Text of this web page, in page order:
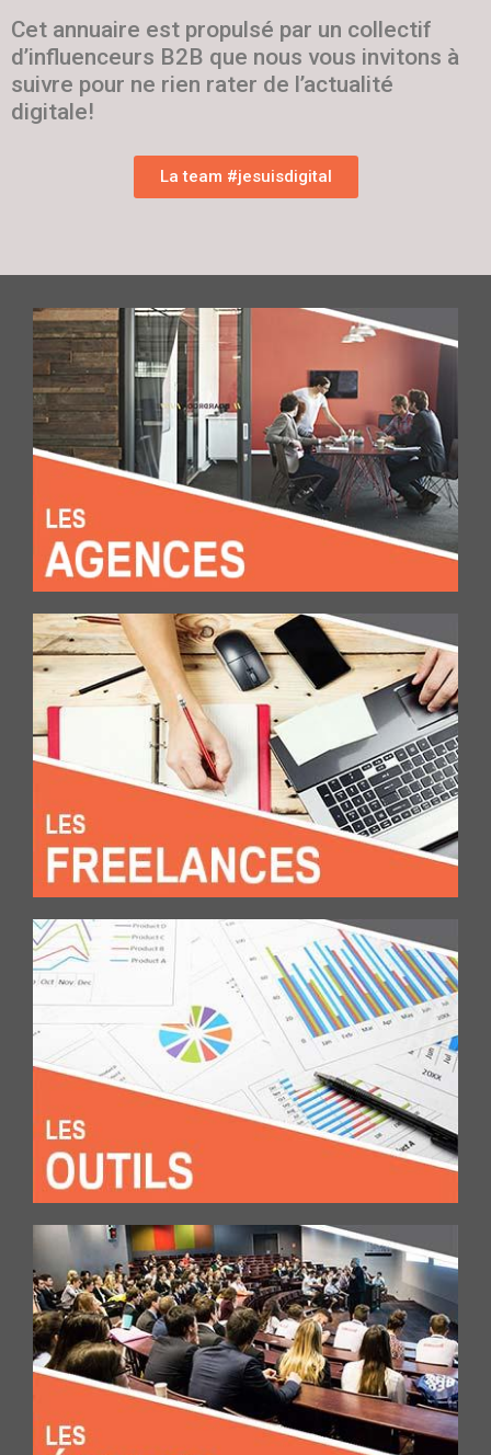
Cet annuaire est propulsé par un collectif
d’influenceurs B2B que nous vous invitons à
suivre pour ne rien rater de l’actualité
digitale!
La team #jesuisdigital